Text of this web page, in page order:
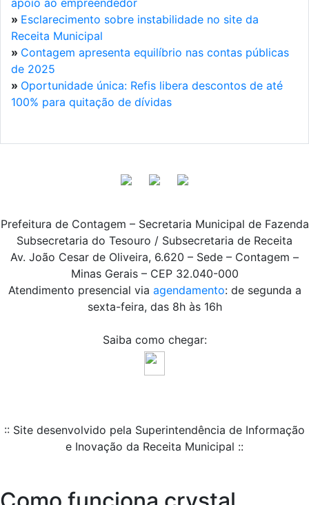
apoio ao empreendedor
» Esclarecimento sobre instabilidade no site da
Receita Municipal
» Contagem apresenta equilíbrio nas contas públicas
de 2025
» Oportunidade única: Refis libera descontos de até
100% para quitação de dívidas
Prefeitura de Contagem – Secretaria Municipal de Fazenda
Subsecretaria do Tesouro / Subsecretaria de Receita
Av. João Cesar de Oliveira, 6.620 – Sede – Contagem –
Minas Gerais – CEP 32.040-000
Atendimento presencial via agendamento: de segunda a
sexta-feira, das 8h às 16h
Saiba como chegar:
:: Site desenvolvido pela Superintendência de Informação
e Inovação da Receita Municipal ::